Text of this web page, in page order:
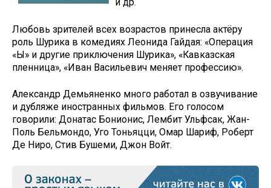
Любовь зрителей всех возрастов принесла актёру
роль Шурика в комедиях Леонида Гайдая: «Операция
«Ы» и другие приключения Шурика», «Кавказская
пленница», «Иван Ва­сильевич меняет профессию».
Александр Демьяненко много работал в озвучивание
и дубляже иностранных фильмов. Его голосом
говорили: Донатас Бонионис, Лембит Ульфсак, Жан-
Поль Бельмондо, Уго Тоньяцци, Омар Шариф, Роберт
Де Ниро, Стив Бушеми, Джон Войт.